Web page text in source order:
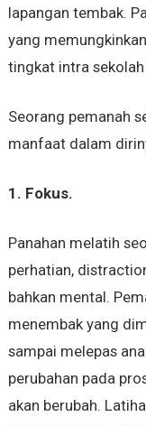
lapangan tembak.
yang
tingkat intra
Seorang pemanah
manfaat dalam
1. Fokus.
Panahan melatih
perhatian,
bahkan mental.
menembak yang
sampai melepas
perubahan pada
akan berubah.